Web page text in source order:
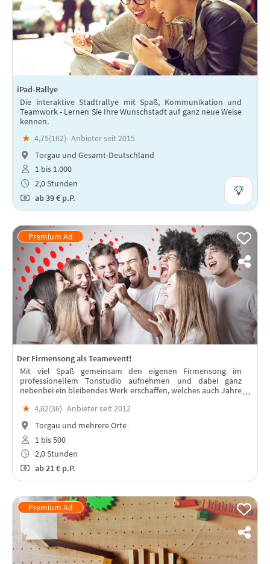
iPad-Rallye
Die interaktive Stadtrallye mit Spaß, Kommunikation und
Teamwork - Lernen Sie Ihre Wunschstadt auf ganz neue Weise
kennen.
★ 4,75(162) Anbieter seit 2015
Torgau und Gesamt-Deutschland
1 bis 1.000
2,0 Stunden
ab39 € p.P.
Der Firmensong als Teamevent!
Mit viel Spaß gemeinsam den eigenen Firmensong im
professionellem Tonstudio aufnehmen und dabei ganz
nebenbei ein bleibendes Werk erschaffen, welches auch Jahre
★ 4,62(36) Anbieter seit 2012
Torgau und mehrere Orte
1 bis 500
2,0 Stunden
ab21 € p.P.